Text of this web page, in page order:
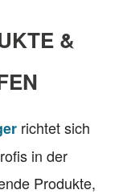
&
richtet sich
in der
Produkte,